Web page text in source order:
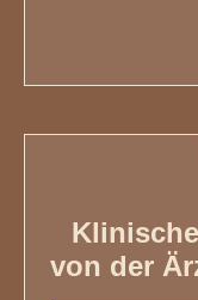
von der